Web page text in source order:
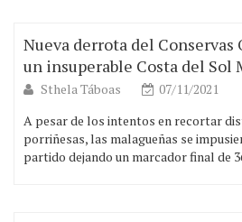
Nueva derrota del Conservas
un insuperable Costa del Sol
Sthela Táboas
07/11/2021
A pesar de los intentos en recortar
porriñesas, las malagueñas se
partido dejando un marcador final de